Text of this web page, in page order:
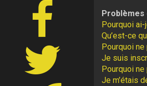
Problèmes
Pourquoi ai-
Qu’est-ce
Pourquoi ne
Je suis
Pourquoi
Je m’étais